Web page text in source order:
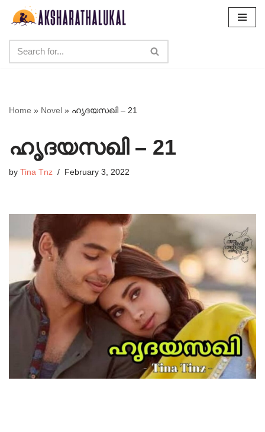
content
Home » Novel » ഹൃദയസഖി – 21
ഹൃദയസഖി – 21
by Tina Tnz February 3, 2022